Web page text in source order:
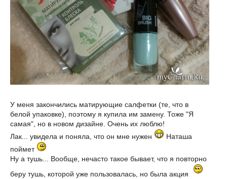
У меня закончились матирующие салфетки (те, что в
белой упаковке), поэтому я купила им замену. Тоже "Я
самая", но в новом дизайне. Очень их люблю!
Лак... увидела и поняла, что он мне нужен
Наташа
поймет
Ну а тушь... Вообще, нечасто такое бывает, что я повторно
беру тушь, которой уже пользовалась, но была акция